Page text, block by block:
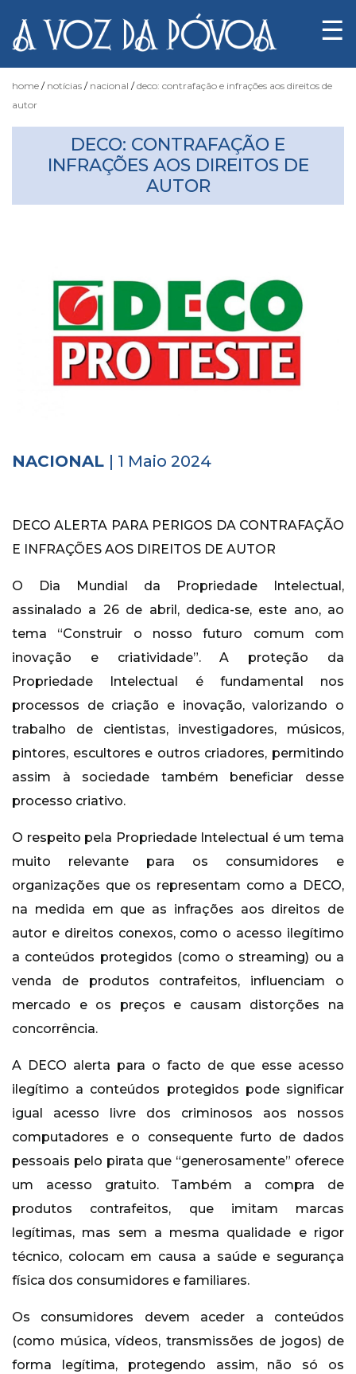
Notícias
do
Marés
Histórico
☰
home notícias nacional
deco: contrafação e infrações aos direitos de
autor
DECO: CONTRAFAÇÃO E
INFRAÇÕES AOS DIREITOS DE
AUTOR
NACIONAL | 1 Maio 2024
DECO ALERTA PARA PERIGOS DA CONTRAFAÇÃO
E INFRAÇÕES AOS DIREITOS DE AUTOR
O Dia Mundial da Propriedade Intelectual,
assinalado a 26 de abril, dedica-se, este ano, ao
tema “Construir o nosso futuro comum com
inovação e criatividade”. A proteção da
Propriedade Intelectual é fundamental nos
processos de criação e inovação, valorizando o
trabalho de cientistas, investigadores, músicos,
pintores, escultores e outros criadores, permitindo
assim à sociedade também beneficiar desse
processo criativo.
O respeito pela Propriedade Intelectual é um tema
muito relevante para os consumidores e
organizações que os representam como a DECO,
na medida em que as infrações aos direitos de
autor e direitos conexos, como o acesso ilegítimo
a conteúdos protegidos (como o streaming) ou a
venda de produtos contrafeitos, influenciam o
mercado e os preços e causam distorções na
concorrência.
A DECO alerta para o facto de que esse acesso
ilegítimo a conteúdos protegidos pode significar
igual acesso livre dos criminosos aos nossos
computadores e o consequente furto de dados
pessoais pelo pirata que “generosamente” oferece
um acesso gratuito. Também a compra de
produtos contrafeitos, que imitam marcas
legítimas, mas sem a mesma qualidade e rigor
técnico, colocam em causa a saúde e segurança
física dos consumidores e familiares.
Os consumidores devem aceder a conteúdos
(como música, vídeos, transmissões de jogos) de
forma legítima, protegendo assim, não só os